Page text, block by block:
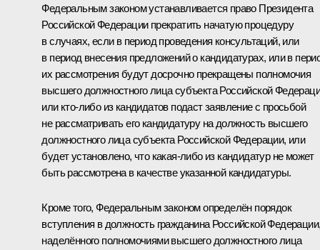
Федеральным законом устанавливается право Президента
Российской Федерации прекратить начатую процедуру
в случаях, если в период проведения консультаций, или
в период внесения предложений о кандидатурах, или в
их рассмотрения будут досрочно прекращены полномочия
высшего должностного лица субъекта Российской
или кто‑либо из кандидатов подаст заявление с просьбой
не рассматривать его кандидатуру на должность высшего
должностного лица субъекта Российской Федерации, или
будет установлено, что какая‑либо из кандидатур не может
быть рассмотрена в качестве указанной кандидатуры.
Кроме того, Федеральным законом определён порядок
вступления в должность гражданина Российской
наделённого полномочиями высшего должностного лица